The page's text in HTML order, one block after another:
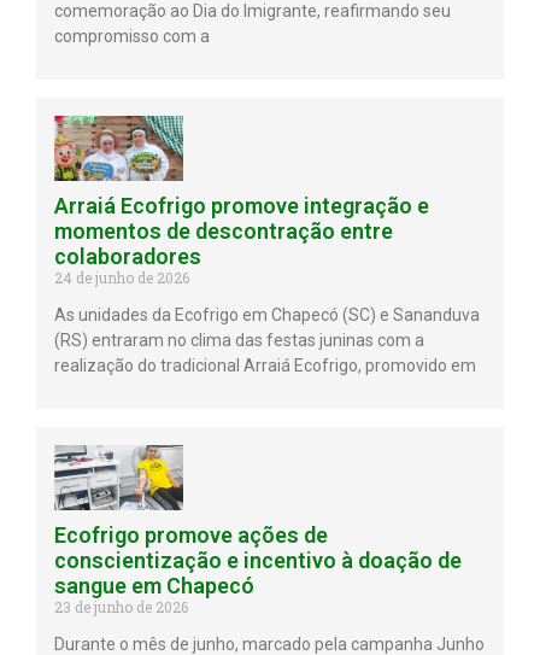
comemoração ao Dia do Imigrante, reafirmando seu
compromisso com a
Arraiá Ecofrigo promove integração e
momentos de descontração entre
colaboradores
24 de junho de 2026
As unidades da Ecofrigo em Chapecó (SC) e Sananduva
(RS) entraram no clima das festas juninas com a
realização do tradicional Arraiá Ecofrigo, promovido em
Ecofrigo promove ações de
conscientização e incentivo à doação de
sangue em Chapecó
23 de junho de 2026
Durante o mês de junho, marcado pela campanha Junho